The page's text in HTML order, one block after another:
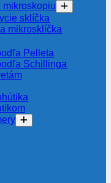
mikroskopiu
sklíčka
mikrosklíčka
Pelleta
Schillinga